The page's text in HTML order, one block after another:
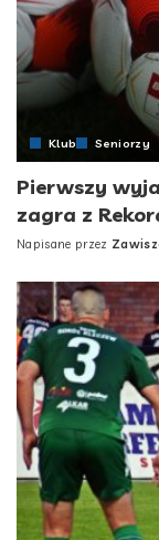
Klub Seniorzy
Pierwszy
zagra z
Posted
Napisane przez